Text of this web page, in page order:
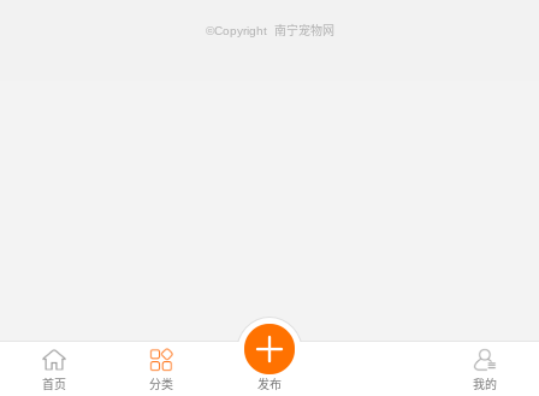
首页 分类 发布 我的
©Copyright 南宁宠物网